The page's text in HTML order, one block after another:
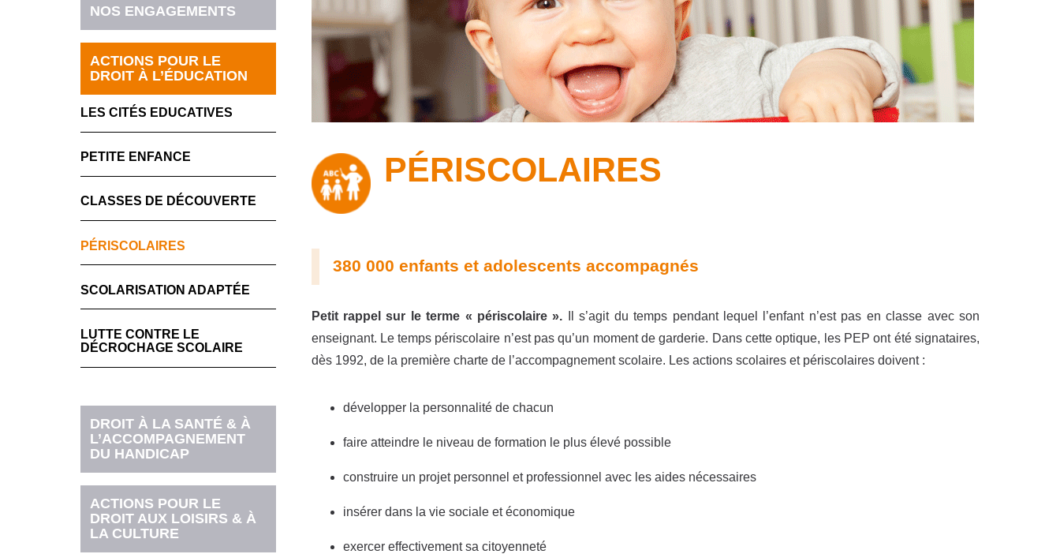
NOS ENGAGEMENTS
ACTIONS POUR LE
DROIT À L’ÉDUCATION
LES CITÉS EDUCATIVES
PETITE ENFANCE
CLASSES DE DÉCOUVERTE
PÉRISCOLAIRES
SCOLARISATION ADAPTÉE
LUTTE CONTRE LE
DÉCROCHAGE SCOLAIRE
DROIT À LA SANTÉ & À
L’ACCOMPAGNEMENT
DU HANDICAP
ACTIONS POUR LE
DROIT AUX LOISIRS & À
LA CULTURE
PÉRISCOLAIRES
380 000 enfants et adolescents accompagnés
Petit rappel sur le terme « périscolaire ». Il s’agit du temps pendant lequel l’enfant n’est pas en classe avec son
enseignant. Le temps périscolaire n’est pas qu’un moment de garderie. Dans cette optique, les PEP ont été signataires,
dès 1992, de la première charte de l’accompagnement scolaire. Les actions scolaires et périscolaires doivent :
développer la personnalité de chacun
faire atteindre le niveau de formation le plus élevé possible
construire un projet personnel et professionnel avec les aides nécessaires
insérer dans la vie sociale et économique
exercer effectivement sa citoyenneté